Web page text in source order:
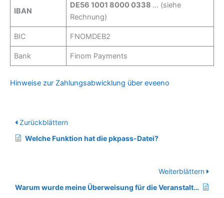
IBAN
DE56 1001 8000 0338 … (siehe
Rechnung)
BIC FNOMDEB2
Bank Finom Payments
Hinweise zur Zahlungsabwicklung über eveeno
Zurückblättern
Welche Funktion hat die pkpass-Datei?
Weiterblättern
Warum wurde meine Überweisung für die Veranstaltungsanmeldung zurückgebucht?